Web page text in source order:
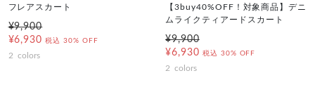
フレアスカート
¥9,900
¥6,930 税込 30% OFF
2 colors
【3buy40%OFF！対象商品】デニ
ムライクティアードスカート
¥9,900
¥6,930 税込 30% OFF
2 colors